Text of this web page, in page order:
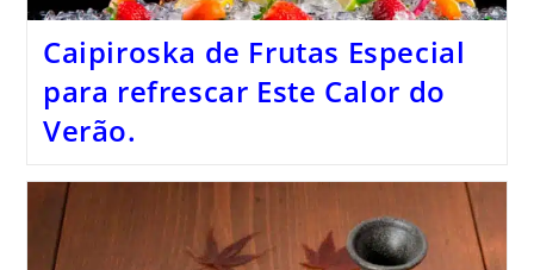
Caipiroska de Frutas Especial
para refrescar Este Calor do
Verão.